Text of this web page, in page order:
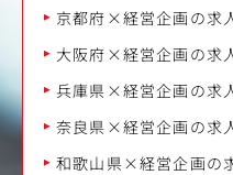
京都府×経営企画の求
大阪府×経営企画の求
兵庫県×経営企画の求
奈良県×経営企画の求
和歌山県×経営企画の